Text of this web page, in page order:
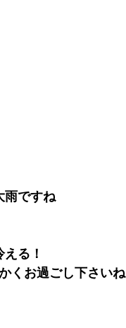
雨ですね
える！
くお過ごし下さいね